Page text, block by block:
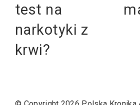
test na
narkotyki z
krwi?